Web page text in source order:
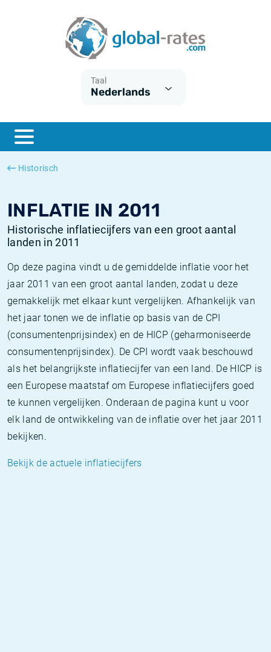
Taal
Nederlands
Historisch
INFLATIE IN 2011
Historische inflatiecijfers van een groot aantal
landen in 2011
Op deze pagina vindt u de gemiddelde inflatie voor het
jaar 2011 van een groot aantal landen, zodat u deze
gemakkelijk met elkaar kunt vergelijken. Afhankelijk van
het jaar tonen we de inflatie op basis van de CPI
(consumentenprijsindex) en de HICP (geharmoniseerde
consumentenprijsindex). De CPI wordt vaak beschouwd
als het belangrijkste inflatiecijfer van een land. De HICP is
een Europese maatstaf om Europese inflatiecijfers goed
te kunnen vergelijken. Onderaan de pagina kunt u voor
elk land de ontwikkeling van de inflatie over het jaar 2011
bekijken.
Bekijk de actuele inflatiecijfers
ESTER
SONIA
Wat is CPI inflatie?
Wat is HICP inflatie?
Nederlandse inflatie - CPI
Amerikaanse inflatie - CPI
Euribor historie
SOFR historie
TONAR historie
Inflatiecalculator